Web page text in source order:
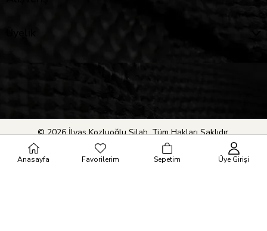
© 2026 İlyas Kozluoğlu Silah. Tüm Hakları Saklıdır.
Anasayfa Favorilerim Sepetim Üye Girişi